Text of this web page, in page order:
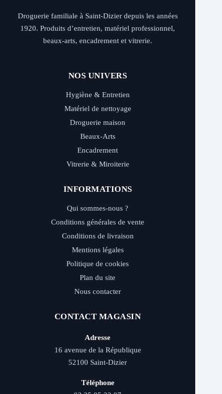
Droguerie familiale à Saint-Dizier depuis les années
1920. Produits d’entretien, matériel professionnel,
beaux-arts, encadrement et vitrerie.
NOS UNIVERS
Hygiène & Entretien
Matériel de nettoyage
Droguerie maison
Beaux-Arts
Encadrement
Vitrerie & Miroiterie
INFORMATIONS
Qui sommes-nous ?
Conditions générales de vente
Conditions de livraison
Mentions légales
Politique de cookies
Plan du site
Nous contacter
CONTACT MAGASIN
Adresse
16 avenue de la République
52100 Saint-Dizier
Téléphone